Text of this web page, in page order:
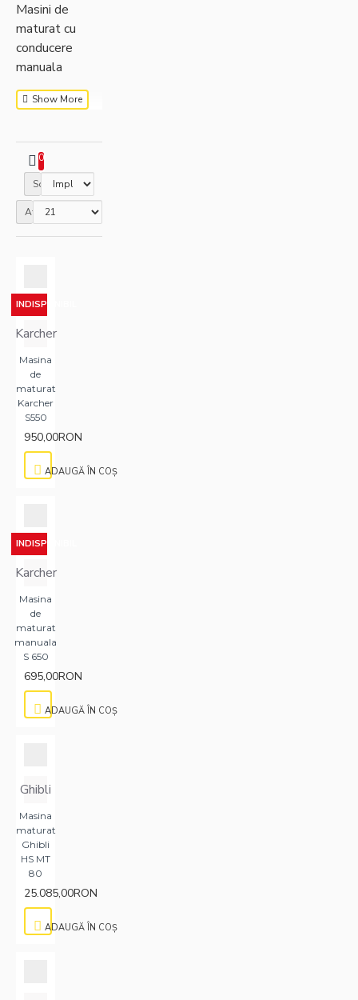
Masini de
maturat cu
conducere
manuala
0
Sortare
Afisare
INDISPONIBIL
Karcher
Masina
de
maturat
Karcher
S550
950,00RON
ADAUGĂ ÎN COŞ
INDISPONIBIL
Karcher
Masina
de
maturat
manuala
S 650
695,00RON
ADAUGĂ ÎN COŞ
Ghibli
Masina
maturat
Ghibli
HS MT
80
25.085,00RON
ADAUGĂ ÎN COŞ